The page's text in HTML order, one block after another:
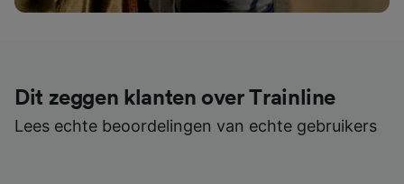
Dit zeggen klanten over Trainline
Lees echte beoordelingen van echte gebruikers